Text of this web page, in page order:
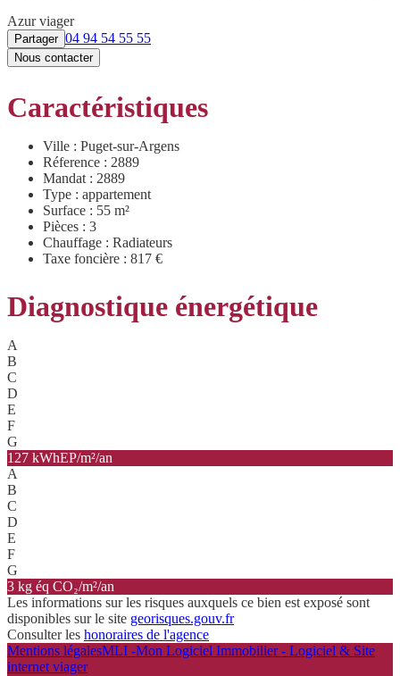
Azur viager
Partager 04 94 54 55 55
Nous contacter
Caractéristiques
Ville : Puget-sur-Argens
Réference : 2889
Mandat : 2889
Type : appartement
Surface : 55 m²
Pièces : 3
Chauffage : Radiateurs
Taxe foncière : 817 €
Diagnostique énergétique
A
B
C
D
E
F
G
127 kWhEP/m²/an
A
B
C
D
E
F
G
3 kg éq CO₂/m²/an
Les informations sur les risques auxquels ce bien est exposé sont
disponibles sur le site georisques.gouv.fr
Consulter les honoraires de l'agence
Mentions légalesMLI -Mon Logiciel Immobilier - Logiciel & Site
internet viager